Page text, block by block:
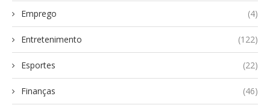
Emprego (4)
Entretenimento (122)
Esportes (22)
Finanças (46)